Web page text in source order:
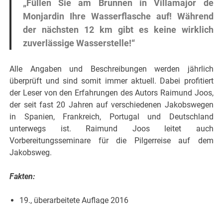
„Füllen Sie am Brunnen in Villamajor de
Monjardin Ihre Wasserflasche auf! Während
der nächsten 12 km gibt es keine wirklich
zuverlässige Wasserstelle!“
Alle Angaben und Beschreibungen werden jährlich
überprüft und sind somit immer aktuell. Dabei profitiert
der Leser von den Erfahrungen des Autors Raimund Joos,
der seit fast 20 Jahren auf verschiedenen Jakobswegen
in Spanien, Frankreich, Portugal und Deutschland
unterwegs ist. Raimund Joos leitet auch
Vorbereitungsseminare für die Pilgerreise auf dem
Jakobsweg.
Fakten:
19., überarbeitete Auflage 2016